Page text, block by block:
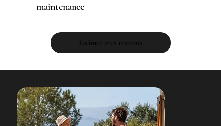
maintenance
Estimer mes revenus